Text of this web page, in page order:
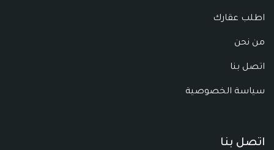
اطلب عقارك
من نحن
اتصل بنا
سياسة الخصوصية
اتصل بنا